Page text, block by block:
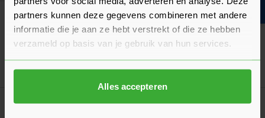
partners kunnen deze gegevens combineren met andere
informatie die je aan ze hebt verstrekt of die ze hebben
verzameld op basis van je gebruik van hun services.
Alles accepteren
Eurowall Spouwisolatie
(5 Beoordelingen)
Verkrijgbaar in 8 varianten
Vanaf19,32per m² Ga
Goed voorbereid aan de slag